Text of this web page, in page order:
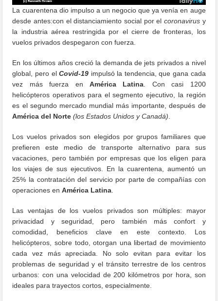
La cuarentena dio impulso a un negocio que ya venía en auge
desde antes:con el distanciamiento social por el coronavirusy
la industria aérea restringida por el cierre de fronteras, los
vuelos privados despegaron con fuerza.
En los últimos años creció la demanda de jets privados a nivel
global, pero elCovid-19 impulsó la tendencia, que gana cada
vez más fuerza en América Latina . Con casi 1200
helicópteros operativos para el segmento ejecutivo, la región
es el segundo mercado mundial más importante, después de
América del Norte (los Estados Unidos y Canadá)
Los vuelos privados son elegidos por grupos familiares que
prefieren este medio de transporte alternativo para sus
vacaciones, pero también por empresas que los eligen para
los viajes de sus ejecutivos. En la cuarentena, aumentó un
25% la contratación del servicio por parte de compañías con
operaciones enAmérica Latina
Las ventajas de los vuelos privados son múltiples: mayor
privacidad y seguridad, pero también más confort y
comodidad, beneficios clave en este contexto. Los
helicópteros, sobre todo, otorgan una libertad de movimiento
cada vez más apreciada. No solo evitan para evitar los
problemas de seguridad y el tránsito terrestre de los centros
urbanos: con una velocidad de 200 kilómetros por hora, son
ideales para trayectos cortos, especialmente.